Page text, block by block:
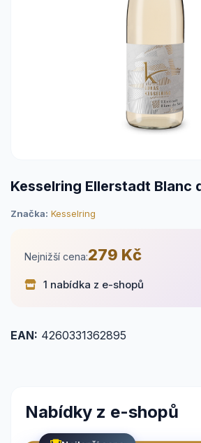
Kesselring Ellerstadt Blanc
Značka: Kesselring
Nejnižší cena:279 Kč
1 nabídka z e-shopů
EAN: 4260331362895
Nabídky z e-shopů